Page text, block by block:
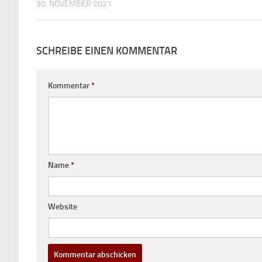
30. NOVEMBER 2021
SCHREIBE EINEN KOMMENTAR
Kommentar*
Name*
Website